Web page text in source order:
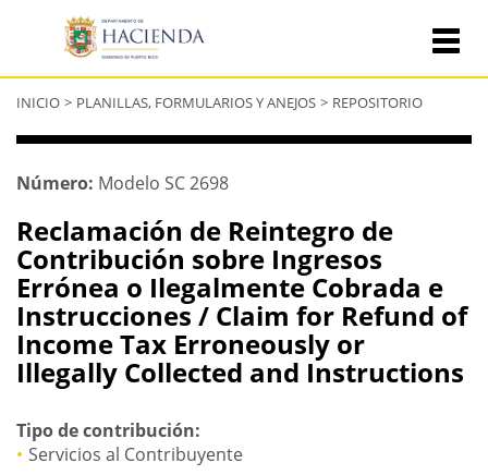
encuentra
usted
INICIO > PLANILLAS, FORMULARIOS Y ANEJOS > REPOSITORIO
Número: Modelo SC 2698
Reclamación de Reintegro de
Contribución sobre Ingresos
Errónea o Ilegalmente Cobrada e
Instrucciones / Claim for Refund of
Income Tax Erroneously or
Illegally Collected and Instructions
Tipo de contribución:
Servicios al Contribuyente